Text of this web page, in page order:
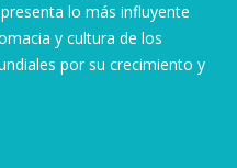
lo más influyente
y cultura de los
por su crecimiento y